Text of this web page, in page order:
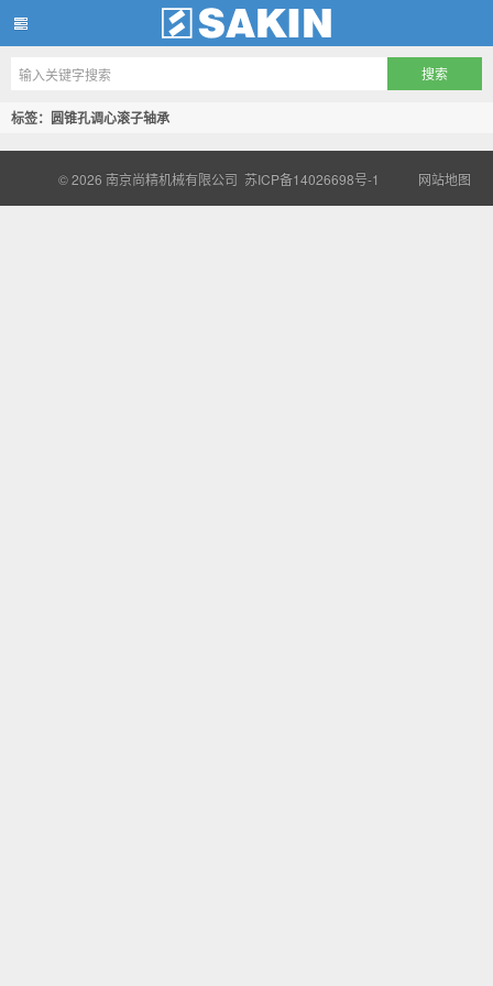
南京尚精机械有限公司
标签：圆锥孔调心滚子轴承
© 2026 南京尚精机械有限公司 苏ICP备14026698号-1 网站地图